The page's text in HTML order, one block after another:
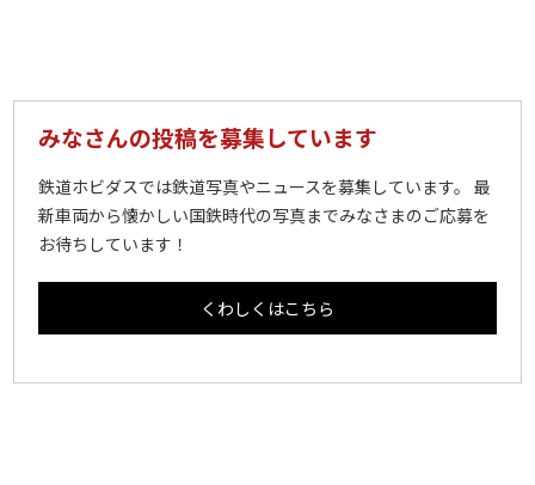
みなさんの投稿を募集しています
鉄道ホビダスでは鉄道写真やニュースを募集しています。 最
新車両から懐かしい国鉄時代の写真までみなさまのご応募を
お待ちしています！
くわしくはこちら